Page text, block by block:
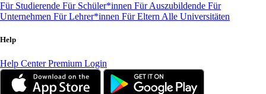
Für Studierende Für Schüler*innen Für Auszubildende Für
Unternehmen Für Lehrer*innen Für Eltern Alle Universitäten
Help
Help CenterPremium Login